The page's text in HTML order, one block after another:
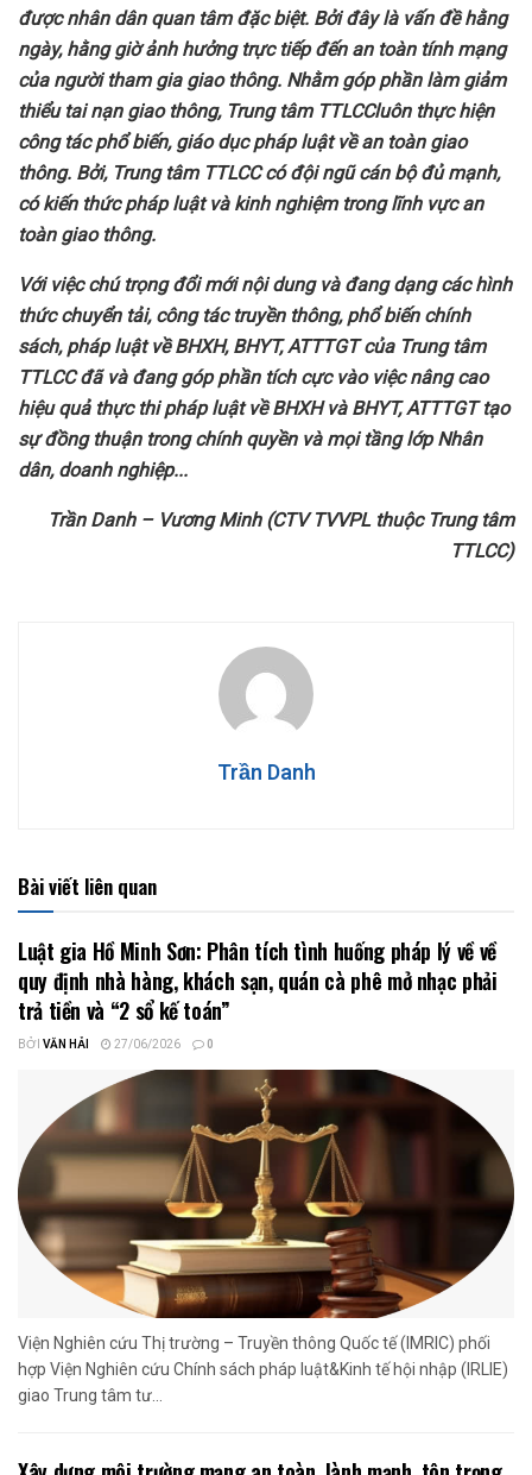
được nhân dân quan tâm đặc biệt. Bởi đây là vấn đề hằng
ngày, hằng giờ ảnh hưởng trực tiếp đến an toàn tính mạng
của người tham gia giao thông. Nhằmgóp phần làmgiảm
thiểu tai nạn giao thông, Trungtâm TTLCCluôn thực hiện
công tác phổ biến, giáo dục pháp luật về an toàn giao
thông. Bởi, Trung tâm TTLCCcó đội ngũ cán bộ đủ mạnh,
có kiến thức pháp luật và kinh nghiệm trong lĩnh vực an
toàn giao thông.
Với việc chú trọng đổi mới nội dung và đang dạng các hình
thức chuyển tải, công tác truyền thông, phổ biến chính
sách, pháp luật về BHXH, BHYT, ATTTGTcủa Trungtâm
TTLCCđã và đang góp phần tích cực vào việc nâng cao
hiệu quả thực thi pháp luật về BHXH và BHYT, ATTTGT tạo
sự đồng thuận trong chính quyền và mọi tầng lớp Nhân
dân, doanh nghiệp...
Trần Danh – Vương Minh (CTV TVVPL thuộc Trung tâm
TTLCC)
Trần Danh
Bài viết liên quan
Luật gia Hồ Minh Sơn: Phân tích tình huống pháp lý về về
quy định nhà hàng, khách sạn, quán cà phê mở nhạc phải
trả tiền và “2 sổ kế toán”
BỞI VĂN HẢI 27/06/2026 0
Viện Nghiên cứu Thị trường – Truyền thông Quốc tế (IMRIC) phối
hợp Viện Nghiên cứu Chính sách pháp luật&Kinh tế hội nhập (IRLIE)
giao Trung tâm tư...